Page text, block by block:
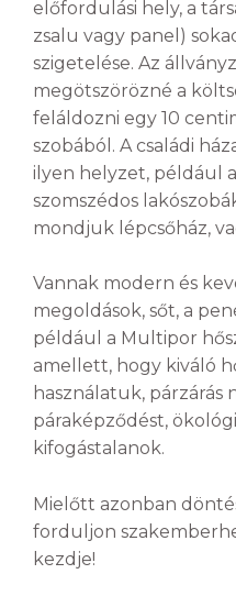
előfordulási hely, a
zsalu vagy panel)
szigetelése. Az
megötszörözné a
feláldozni egy 10
szobából. A családi
ilyen helyzet, például
szomszédos
mondjuk lépcsőház,
Vannak modern és
megoldások, sőt, a
például a Multipor
amellett, hogy kiváló
használatuk,
páraképződést,
kifogástalanok.
Mielőtt azonban
forduljon
kezdje!